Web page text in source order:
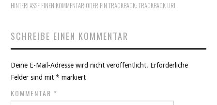
HINTERLASSE EINEN KOMMENTAR ODER EIN TRACKBACK:TRACKBACK URL.
SCHREIBE EINEN KOMMENTAR
Deine E-Mail-Adresse wird nicht veröffentlicht. Erforderliche
Felder sind mit* markiert
KOMMENTAR *